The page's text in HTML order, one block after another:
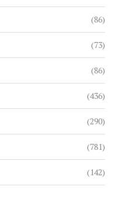
(86)
(73)
(86)
(436)
(290)
(781)
(142)